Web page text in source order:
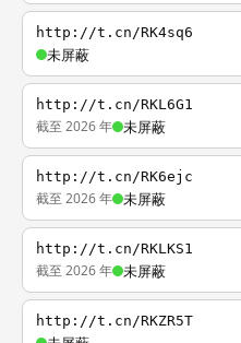
http://t.cn/RK4sq6
未屏蔽
http://t.cn/RKL6G1
截至 2026 年 未屏蔽
http://t.cn/RK6ejc
截至 2026 年 未屏蔽
http://t.cn/RKLKS1
截至 2026 年 未屏蔽
http://t.cn/RKZR5T